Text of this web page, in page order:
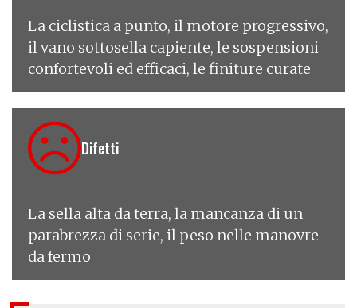
La ciclistica a punto, il motore progressivo,
il vano sottosella capiente, le sospensioni
confortevoli ed efficaci, le finiture curate
Difetti
La sella alta da terra, la mancanza di un
parabrezza di serie, il peso nelle manovre
da fermo